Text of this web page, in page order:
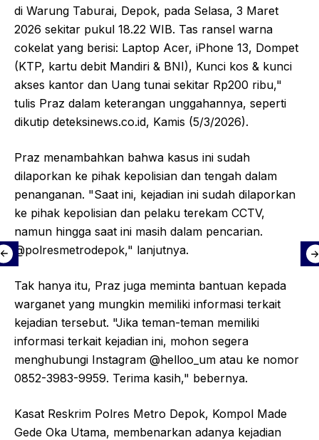
di Warung Taburai, Depok, pada Selasa, 3 Maret
2026 sekitar pukul 18.22 WIB. Tas ransel warna
cokelat yang berisi: Laptop Acer, iPhone 13, Dompet
(KTP, kartu debit Mandiri & BNI), Kunci kos & kunci
akses kantor dan Uang tunai sekitar Rp200 ribu,"
tulis Praz dalam keterangan unggahannya, seperti
dikutip deteksinews.co.id, Kamis (5/3/2026).
Praz menambahkan bahwa kasus ini sudah
dilaporkan ke pihak kepolisian dan tengah dalam
penanganan. "Saat ini, kejadian ini sudah dilaporkan
ke pihak kepolisian dan pelaku terekam CCTV,
namun hingga saat ini masih dalam pencarian.
@polresmetrodepok," lanjutnya.
Tak hanya itu, Praz juga meminta bantuan kepada
warganet yang mungkin memiliki informasi terkait
kejadian tersebut. "Jika teman-teman memiliki
informasi terkait kejadian ini, mohon segera
menghubungi Instagram @helloo_um atau ke nomor
0852-3983-9959. Terima kasih," bebernya.
Kasat Reskrim Polres Metro Depok, Kompol Made
Gede Oka Utama, membenarkan adanya kejadian